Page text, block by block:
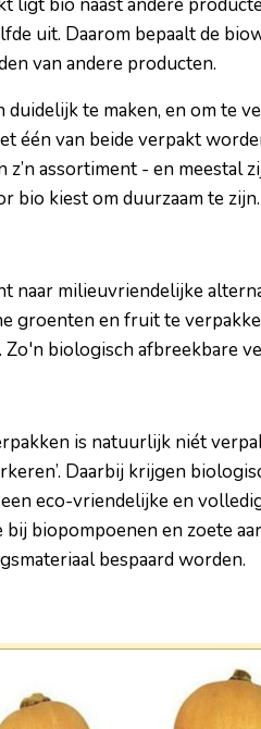
ligt bio naast andere
uit. Daarom bepaalt de
van andere producten.
duidelijk te maken, en om te
één van beide verpakt
assortiment - en meestal
kiest om duurzaam te zijn.
naar milieuvriendelijke
groenten en fruit te
Zo'n biologisch afbreekbare
is natuurlijk niét
Daarbij krijgen
een eco-vriendelijke en
biopompoenen en zoete
bespaard worden.